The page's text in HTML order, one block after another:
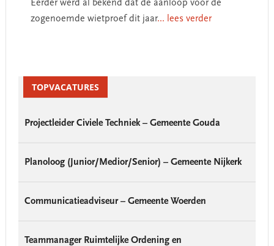
Eerder werd al bekend dat de aanloop voor de
zogenoemde wietproef dit jaar... lees verder
SidebarTOPVACATURES
Projectleider Civiele Techniek – Gemeente Gouda
Planoloog (Junior/Medior/Senior) – Gemeente Nijkerk
Communicatieadviseur – Gemeente Woerden
Teammanager Ruimtelijke Ordening en